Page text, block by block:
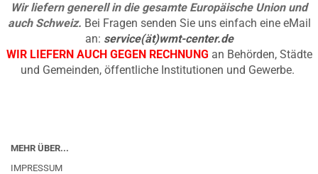
Wir liefern generell in die gesamte Europäische Union und
auch Schweiz. Bei Fragen senden Sie uns einfach eine eMail
an: service(ät)wmt-center.de
WIR LIEFERN AUCH GEGEN RECHNUNG an Behörden, Städte
und Gemeinden, öffentliche Institutionen und Gewerbe.
MEHR ÜBER...
IMPRESSUM